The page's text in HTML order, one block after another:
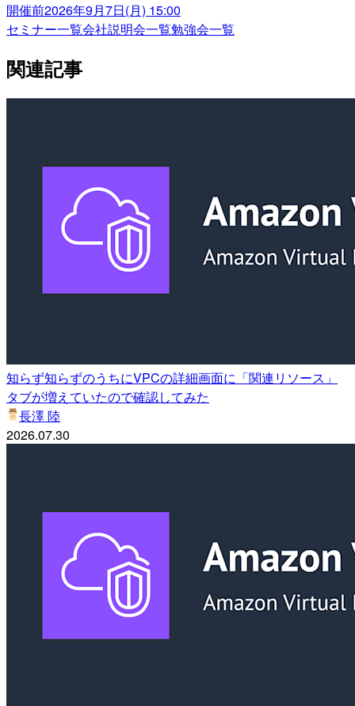
開催前2026年9月7日(月) 15:00
セミナー一覧会社説明会一覧勉強会一覧
関連記事
知らず知らずのうちにVPCの詳細画面に「関連リソース」
タブが増えていたので確認してみた
長澤 陸
2026.07.30